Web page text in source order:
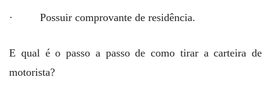
· Possuir comprovante de residência.
E qual é o passo a passo de como tirar a carteira de
motorista?